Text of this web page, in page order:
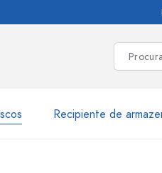
Recipiente de